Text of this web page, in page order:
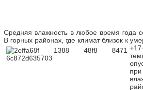
Средняя влажность в любое время года
В горных районах, где климат близок к